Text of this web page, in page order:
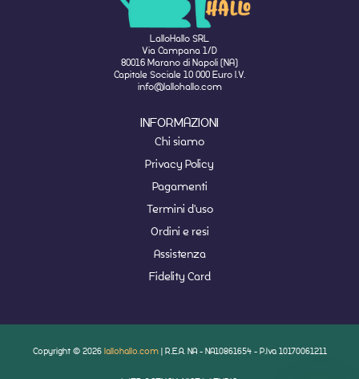
LalloHallo SRL
Via Campana 1/D
80016 Marano di Napoli (NA)
Capitale Sociale 10 000 Euro I.V.
info@lallohallo.com
INFORMAZIONI
Chi siamo
Privacy Policy
Pagamenti
Termini d'uso
Ordini e resi
Assistenza
Fidelity Card
Copyright © 2026 lallohallo.com | R.E.A. NA - NA10861654 - P.Iva 10170061211